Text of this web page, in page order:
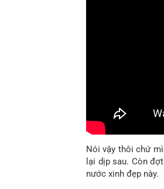
Nói vậy thôi chứ
lại dịp sau. Còn
nước xinh đẹp này.